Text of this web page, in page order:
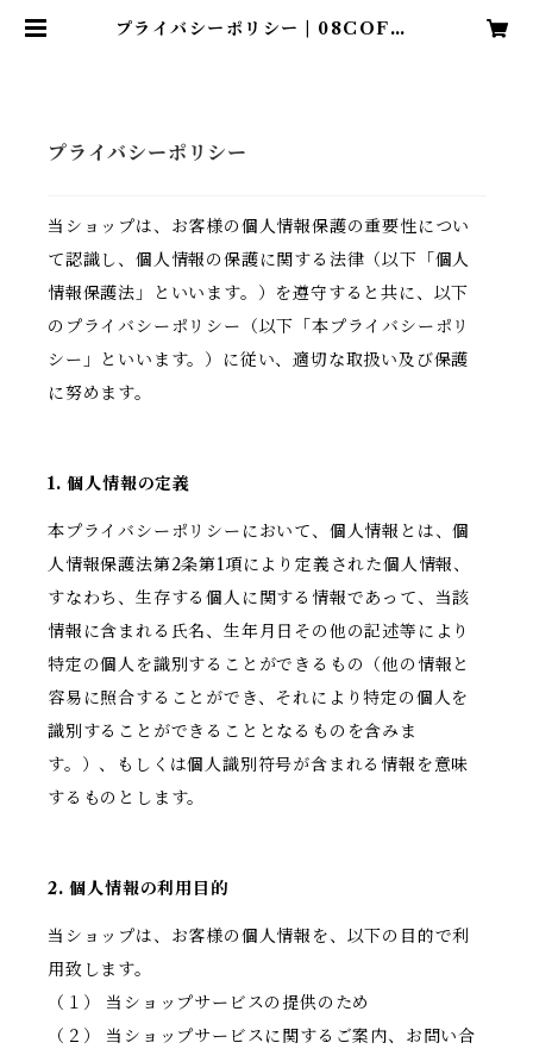
プライバシーポリシー | 08COFFE
プライバシーポリシー
当ショップは、お客様の個人情報保護の重要性につい
て認識し、個人情報の保護に関する法律（以下「個人
情報保護法」といいます。）を遵守すると共に、以下
のプライバシーポリシー（以下「本プライバシーポリ
シー」といいます。）に従い、適切な取扱い及び保護
に努めます。
1. 個人情報の定義
本プライバシーポリシーにおいて、個人情報とは、個
人情報保護法第2条第1項により定義された個人情報、
すなわち、生存する個人に関する情報であって、当該
情報に含まれる氏名、生年月日その他の記述等により
特定の個人を識別することができるもの（他の情報と
容易に照合することができ、それにより特定の個人を
識別することができることとなるものを含みま
す。）、もしくは個人識別符号が含まれる情報を意味
するものとします。
2. 個人情報の利用目的
当ショップは、お客様の個人情報を、以下の目的で利
用致します。
（１） 当ショップサービスの提供のため
（２） 当ショップサービスに関するご案内、お問い合